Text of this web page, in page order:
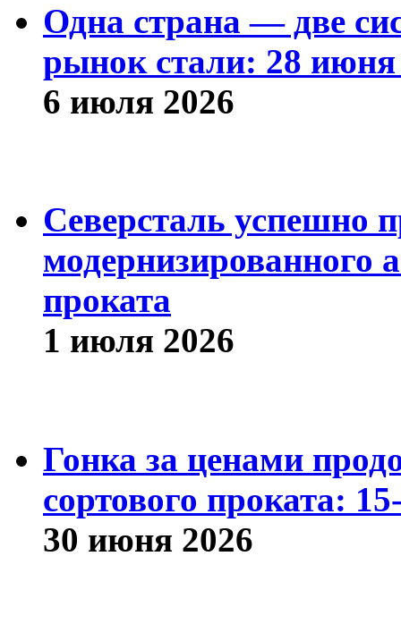
Одна страна — две
рынок стали: 28
6 июля 2026
Северсталь успешно
модернизированного
проката
1 июля 2026
Гонка за ценами
сортового проката:
30 июня 2026